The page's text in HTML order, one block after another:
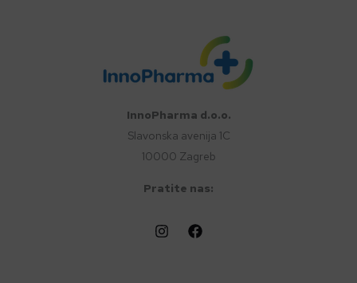
InnoPharma d.o.o.
Slavonska avenija 1C
10000 Zagreb
Pratite nas: